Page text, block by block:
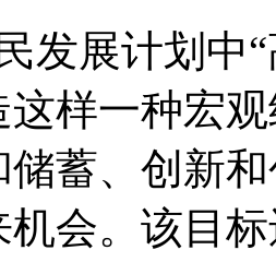
发展计划中
这样一种宏
储蓄、创新
机会。该目